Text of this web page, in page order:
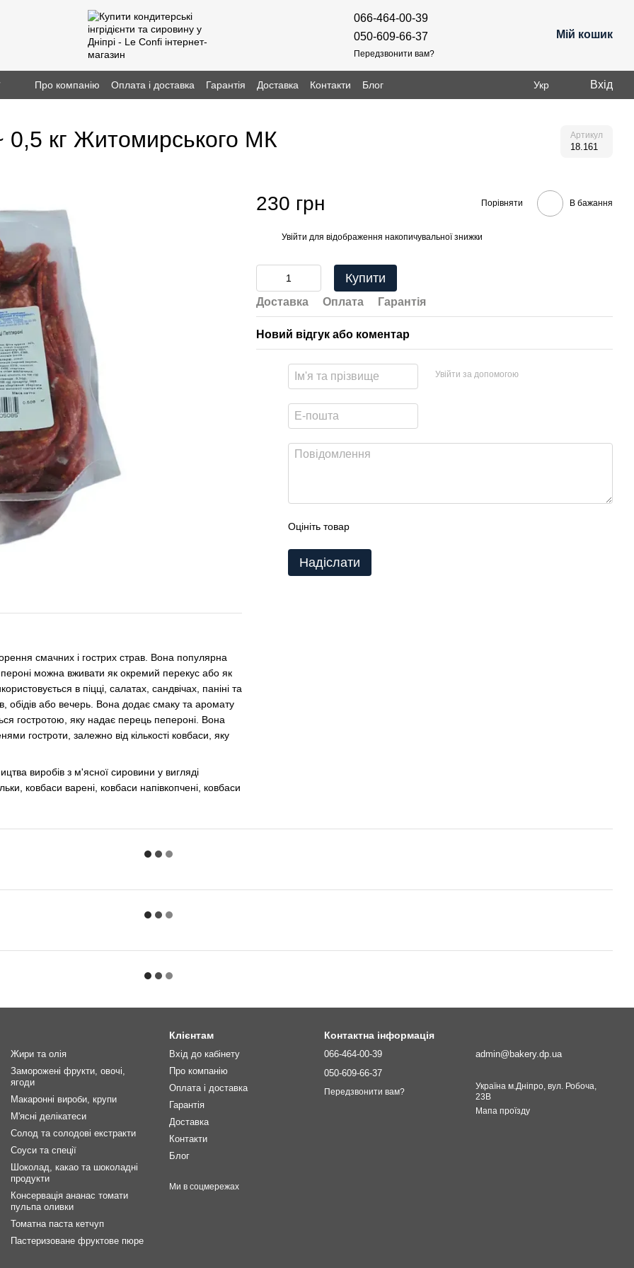
066-464-00-39
050-609-66-37
Передзвонити вам?
Мій кошик
Про компанію Оплата і доставка Гарантія Доставка Контакти Блог Укр Вхід
0,5 кг Житомирського МК Артикул
18.161
смачних і гострих страв. Вона популярна
можна вживати як окремий перекус або як
в піцці, салатах, сандвічах, паніні та
обідів або вечерь. Вона додає смаку та аромату
гостротою, яку надає перець пепероні. Вона
гостроти, залежно від кількості ковбаси, яку
виробів з м'ясної сировини у вигляді
ковбаси варені, ковбаси напівкопчені, ковбаси
230 грн Порівняти В бажання
Увійти для відображення накопичувальної знижки
Купити
Доставка Оплата Гарантія
Новий відгук або коментар
Увійти за допомогою
Оцініть товар
Надіслати
Жири та олія
Заморожені фрукти, овочі,
ягоди
Макаронні вироби, крупи
М'ясні делікатеси
Солод та солодові екстракти
Соуси та спеції
Шоколад, какао та шоколадні
продукти
Консервація ананас томати
пульпа оливки
Томатна паста кетчуп
Пастеризоване фруктове пюре
Клієнтам
Вхід до кабінету
Про компанію
Оплата і доставка
Гарантія
Доставка
Контакти
Блог
Ми в соцмережах
Контактна інформація
066-464-00-39
050-609-66-37
Передзвонити вам?
admin@bakery.dp.ua
Україна м.Дніпро, вул. Робоча,
23В
Мапа проїзду